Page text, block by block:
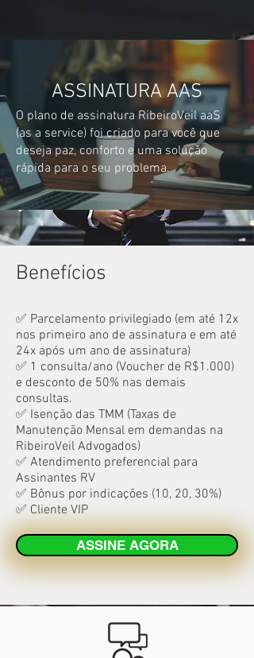
Benefícios
​✅ Parcelamento privilegiado (em até 12x
nos primeiro ano de assinatura e em até
24x após um ano de assinatura)
✅ 1 consulta/ano (Voucher de R$1.000)
e desconto de 50% nas demais
consultas.
✅ Isenção das TMM (Taxas de
Manutenção Mensal em demandas na
RibeiroVeil Advogados)
✅ Atendimento preferencial para
Assinantes RV
✅ Bônus por indicações (10, 20, 30%)
✅ Cliente VIP
ASSINE AGORA
ASSINATURA AAS
O plano de assinatura RibeiroVeil aaS
(as a service) foi criado para você que
deseja paz, conforto e uma solução
rápida para o seu problema.